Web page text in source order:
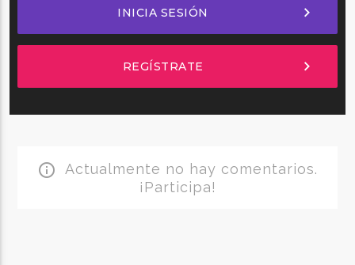
INICIA SESIÓN chevron_right
REGÍSTRATE chevron_right
info_outline Actualmente no hay comentarios.
¡Participa!